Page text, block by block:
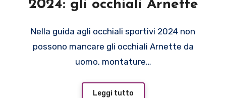
2024: gli occhiali Arnette
Nella guida agli occhiali sportivi 2024 non
possono mancare gli occhiali Arnette da
uomo, montature…
Leggi tutto